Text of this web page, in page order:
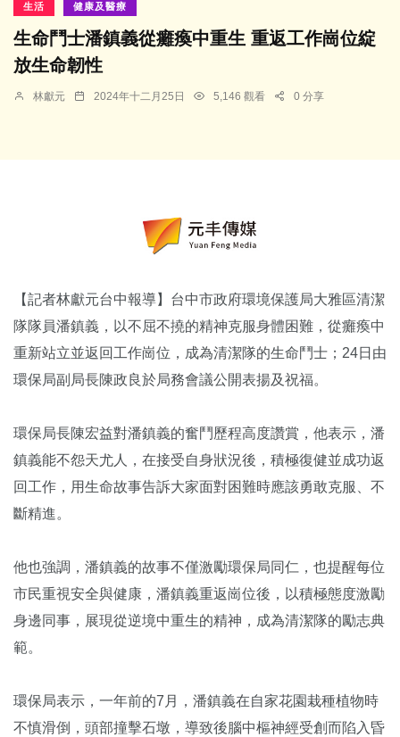
生活 健康及醫療
生命鬥士潘鎮義從癱瘓中重生 重返工作崗位綻
放生命韌性
林獻元 2024年十二月25日 5,146 觀看 0 分享
【記者林獻元台中報導】台中市政府環境保護局大雅區清潔
隊隊員潘鎮義，以不屈不撓的精神克服身體困難，從癱瘓中
重新站立並返回工作崗位，成為清潔隊的生命鬥士；24日由
環保局副局長陳政良於局務會議公開表揚及祝福。
環保局長陳宏益對潘鎮義的奮鬥歷程高度讚賞，他表示，潘
鎮義能不怨天尤人，在接受自身狀況後，積極復健並成功返
回工作，用生命故事告訴大家面對困難時應該勇敢克服、不
斷精進。
他也強調，潘鎮義的故事不僅激勵環保局同仁，也提醒每位
市民重視安全與健康，潘鎮義重返崗位後，以積極態度激勵
身邊同事，展現從逆境中重生的精神，成為清潔隊的勵志典
範。
環保局表示，一年前的7月，潘鎮義在自家花園栽種植物時
不慎滑倒，頭部撞擊石墩，導致後腦中樞神經受創而陷入昏